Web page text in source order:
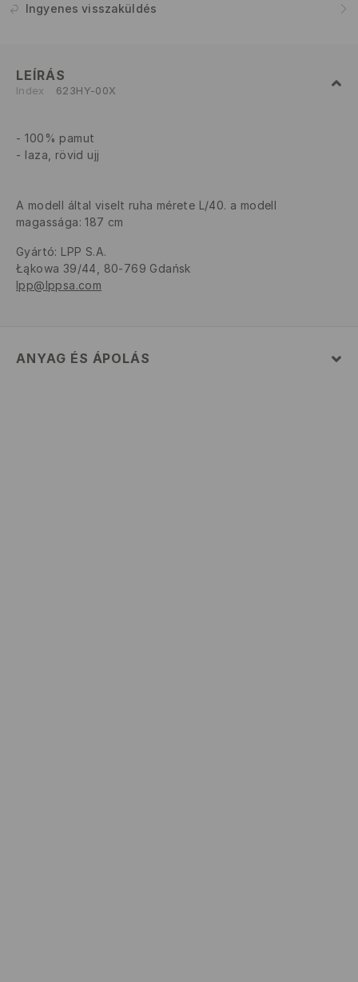
Ingyenes visszaküldés
LEÍRÁS
Index 623HY-00X
100% pamut
laza, rövid ujj
A modell által viselt ruha mérete L/40. a modell
magassága: 187 cm
Gyártó: LPP S.A.
Łąkowa 39/44, 80-769 Gdańsk
lpp@lppsa.com
ANYAG ÉS ÁPOLÁS